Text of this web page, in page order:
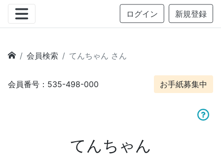
ログイン 新規登録
会員検索 てんちゃん さん
会員番号：535-498-000 お手紙募集中
てんちゃん